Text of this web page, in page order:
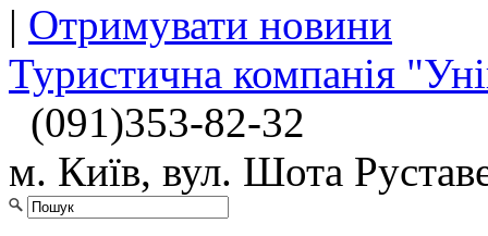
| Отримувати новини
Туристична компанія
(091)353-82-32
м. Київ, вул. Шота